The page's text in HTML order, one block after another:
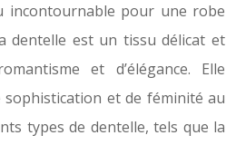
incontournable pour une robe
dentelle est un tissu délicat et
et d’élégance. Elle
et de féminité au
types de dentelle, tels que la